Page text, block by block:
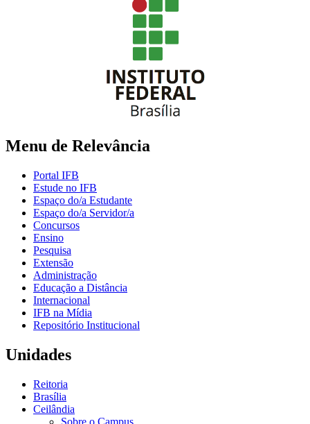
Menu de Relevância
Portal IFB
Estude no IFB
Espaço do/a Estudante
Espaço do/a Servidor/a
Concursos
Ensino
Pesquisa
Extensão
Administração
Educação a Distância
Internacional
IFB na Mídia
Repositório Institucional
Unidades
Reitoria
Brasília
Ceilândia
Sobre o Campus